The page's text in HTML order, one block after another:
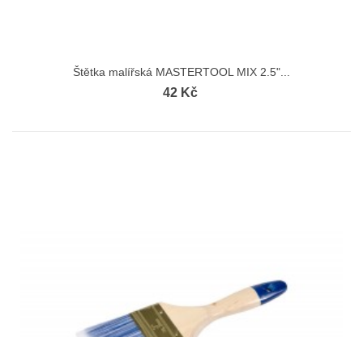
Štětka malířská MASTERTOOL MIX 2.5"...
42 Kč